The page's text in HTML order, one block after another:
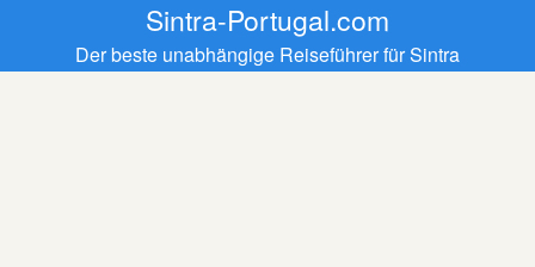
Sintra-Portugal.com
Der beste unabhängige Reiseführer für Sintra